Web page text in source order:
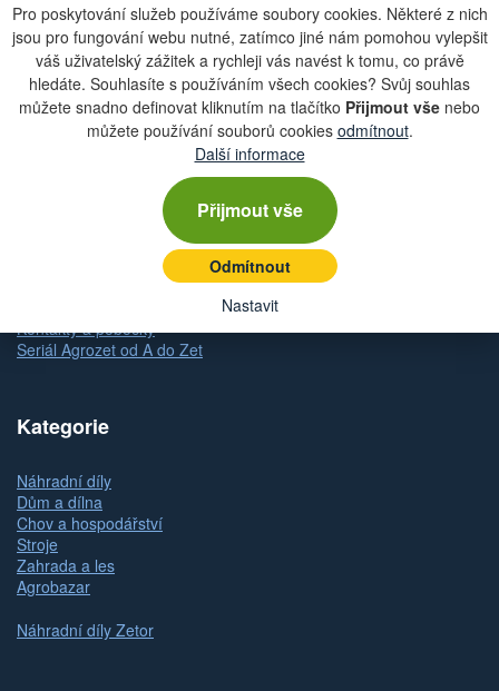
Pro poskytování služeb používáme soubory cookies. Některé z nich
jsou pro fungování webu nutné, zatímco jiné nám pomohou vylepšit
váš uživatelský zážitek a rychleji vás navést k tomu, co právě
hledáte. Souhlasíte s používáním všech cookies? Svůj souhlas
můžete snadno definovat kliknutím na tlačítko Přijmout vše nebo
můžete používání souborů cookies odmítnout.
Další informace
Přijmout vše
Odmítnout
Nastavit
Rychlá navigace
Obchodní podmínky
Zásady ochrany osobních údajů (GDPR)
Nastavení cookies
Odstoupení od kupní smlouvy
Kontakty a pobočky
Seriál Agrozet od A do Zet
Kategorie
Náhradní díly
Dům a dílna
Chov a hospodářství
Stroje
Zahrada a les
Agrobazar
Náhradní díly Zetor